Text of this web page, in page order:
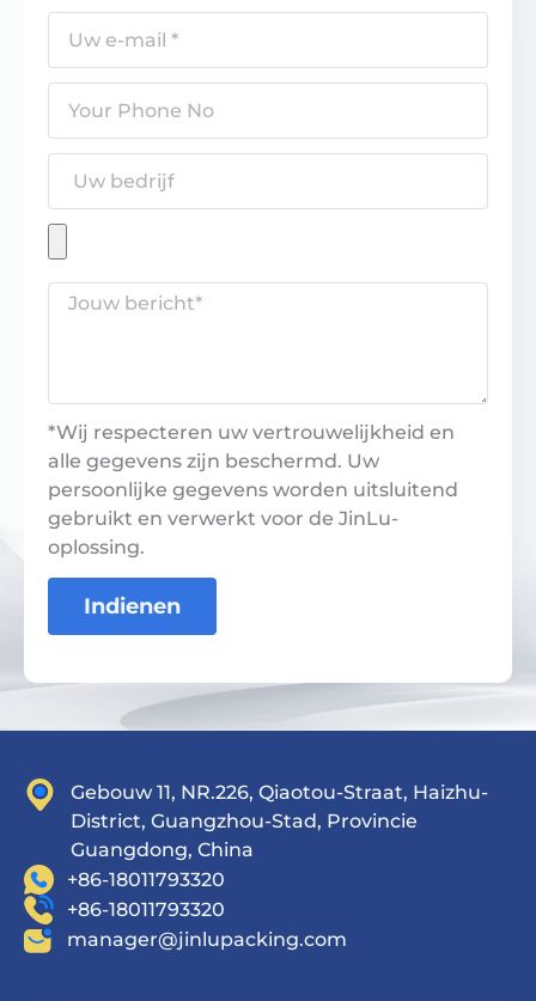
*Wij respecteren uw vertrouwelijkheid en
alle gegevens zijn beschermd. Uw
persoonlijke gegevens worden uitsluitend
gebruikt en verwerkt voor de JinLu-
oplossing.
Indienen
Gebouw 11, NR.226, Qiaotou-Straat, Haizhu-
District, Guangzhou-Stad, Provincie
Guangdong, China
+86-18011793320
+86-18011793320
manager@jinlupacking.com